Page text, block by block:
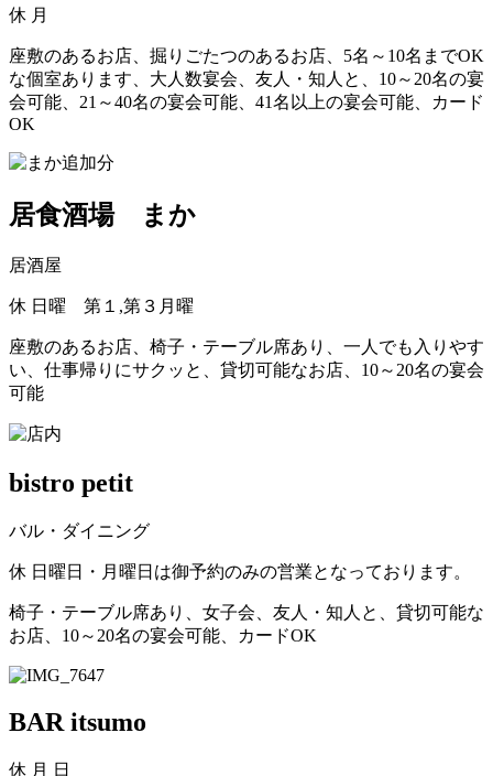
休 月
座敷のあるお店、掘りごたつのあるお店、5名～10名までOK
な個室あります、大人数宴会、友人・知人と、10～20名の宴
会可能、21～40名の宴会可能、41名以上の宴会可能、カード
OK
居食酒場 まか
居酒屋
休 日曜 第１,第３月曜
座敷のあるお店、椅子・テーブル席あり、一人でも入りやす
い、仕事帰りにサクッと、貸切可能なお店、10～20名の宴会
可能
bistro petit
バル・ダイニング
休 日曜日・月曜日は御予約のみの営業となっております。
椅子・テーブル席あり、女子会、友人・知人と、貸切可能な
お店、10～20名の宴会可能、カードOK
BAR itsumo
休 月 日